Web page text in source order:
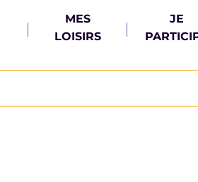
MES
LOISIRS
JE